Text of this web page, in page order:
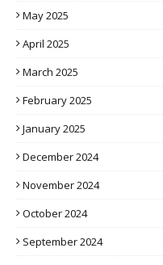
May 2025
April 2025
March 2025
February 2025
January 2025
December 2024
November 2024
October 2024
September 2024